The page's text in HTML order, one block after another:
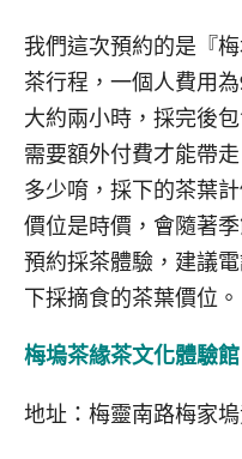
我們這次預約的是『
茶行程，一個人費用
大約兩小時，採完後
需要額外付費才能帶
多少唷，採下的茶葉
價位是時價，會隨著
預約採茶體驗，建議
下採摘食的茶葉價位。
梅塢茶緣茶文化體驗館
地址：梅靈南路梅家